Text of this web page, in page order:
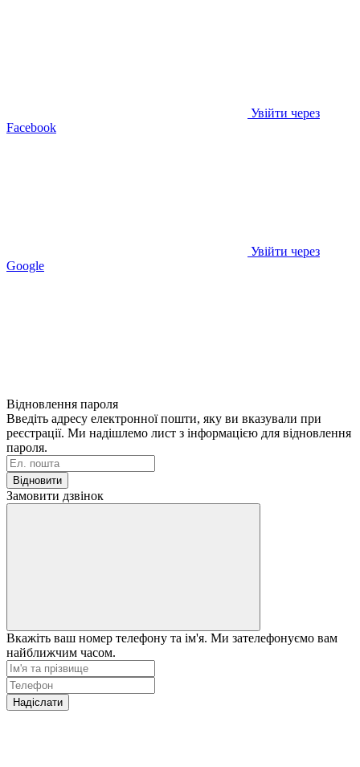
Увійти через
Facebook
Увійти через
Google
Відновлення пароля
Введіть адресу електронної пошти, яку ви вказували при
реєстрації. Ми надішлемо лист з інформацією для відновлення
пароля.
Відновити
Замовити дзвінок
Вкажіть ваш номер телефону та ім'я. Ми зателефонуємо вам
найближчим часом.
Надіслати